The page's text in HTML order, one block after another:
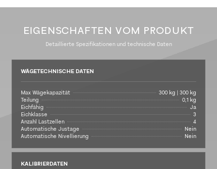
EIGENSCHAFTEN VOM PRODUKT
Detaillierte Spezifikationen und technische Daten
WÄGETECHNISCHE DATEN
Max Wägekapazität
300 kg | 300 kg
Teilung
0,1 kg
Eichfähig
Ja
Eichklasse
3
Anzahl Lastzellen
4
Automatische Justage
Nein
Automatische Nivellierung
Nein
KALIBRIERDATEN